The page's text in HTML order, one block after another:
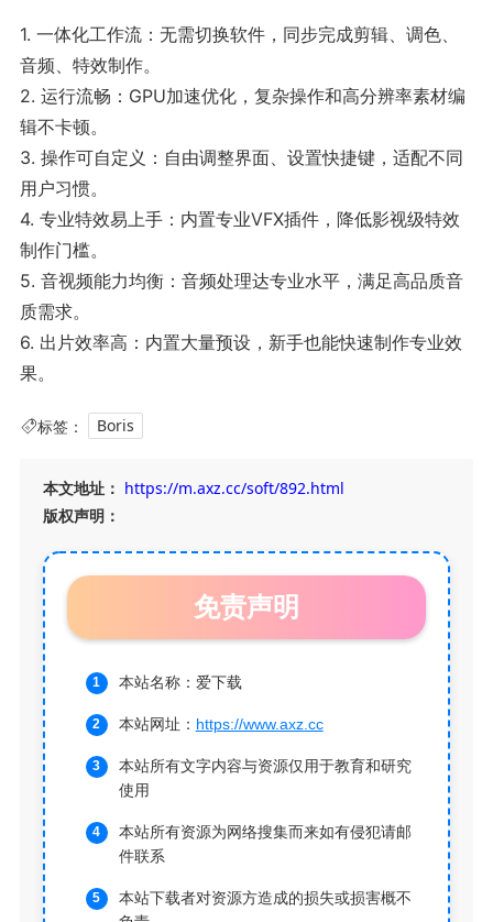
1. 一体化工作流：无需切换软件，同步完成剪辑、调色、
音频、特效制作。
2. 运行流畅：GPU加速优化，复杂操作和高分辨率素材编
辑不卡顿。
3. 操作可自定义：自由调整界面、设置快捷键，适配不同
用户习惯。
4. 专业特效易上手：内置专业VFX插件，降低影视级特效
制作门槛。
5. 音视频能力均衡：音频处理达专业水平，满足高品质音
质需求。
6. 出片效率高：内置大量预设，新手也能快速制作专业效
果。
标签： Boris
本文地址： https://m.axz.cc/soft/892.html
版权声明：
免责声明
本站名称：爱下载
本站网址： https://www.axz.cc
本站所有文字内容与资源仅用于教育和研究
使用
本站所有资源为网络搜集而来如有侵犯请邮
件联系
本站下载者对资源方造成的损失或损害概不